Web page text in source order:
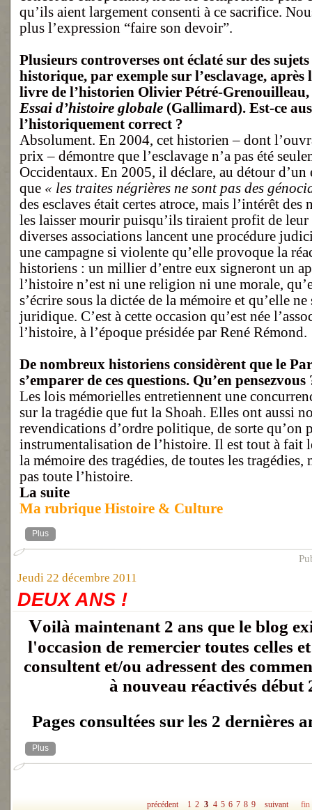
qu’ils aient largement consenti à ce sacrifice.
plus l’expression “faire son devoir”.
Plusieurs controverses ont éclaté sur des
historique, par exemple sur l’esclavage,
livre de l’historien Olivier Pétré-Grenouilleau,
Essai d’histoire globale (Gallimard). Est-ce
l’historiquement correct ?
Absolument. En 2004, cet historien – dont
prix – démontre que l’esclavage n’a pas été
Occidentaux. En 2005, il déclare, au détour d’un
que « les traites négrières ne sont pas des
des esclaves était certes atroce, mais l’intérêt des
les laisser mourir puisqu’ils tiraient profit de
diverses associations lancent une procédure
une campagne si violente qu’elle provoque la
historiens : un millier d’entre eux signeront un
l’histoire n’est ni une religion ni une morale,
s’écrire sous la dictée de la mémoire et qu’elle
juridique. C’est à cette occasion qu’est née
l’histoire, à l’époque présidée par René Rémond.
De nombreux historiens considèrent que le
s’emparer de ces questions. Qu’en pensezvous
Les lois mémorielles entretiennent une
sur la tragédie que fut la Shoah. Elles ont aussi
revendications d’ordre politique, de sorte qu’on
instrumentalisation de l’histoire. Il est tout à fait
la mémoire des tragédies, de toutes les tragédies,
pas toute l’histoire.
La suite
Ma rubrique Histoire & Culture
Plus
Jeudi 22 décembre 2011
DEUX ANS !
Voilà maintenant 2 ans que le blog existe et c'est donc
l'occasion de remercier toutes celles
consultent et/ou adressent des
à nouveau réactivés début
Pages consultées sur les 2 dernières
Plus
précédent 1 2 3 4 5 6 7 8 9 suivant fin